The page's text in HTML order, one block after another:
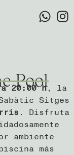
Pool
20:00 h, la
Sitges
. Disfruta
ambiente
más